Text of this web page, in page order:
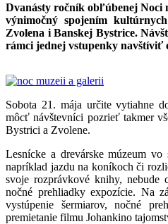
Dvanásty ročník obľúbenej Noci
výnimočný spojením
Zvolena i Banskej Bystrice.
rámci jednej vstupenky navštíviť
Sobota 21. mája určite vytiahne
môcť návštevníci pozrieť takmer
Bystrici a Zvolene.
Lesnícke a drevárske múzeum
napríklad jazdu na koníkoch či
svoje rozprávkové knihy, nebude
nočné prehliadky expozície. Na
vystúpenie šermiarov, nočné
premietanie filmu Johankino